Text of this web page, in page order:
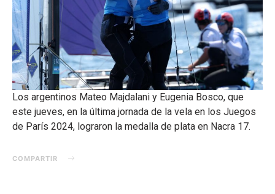
Los argentinos Mateo Majdalani y Eugenia Bosco, que
este jueves, en la última jornada de la vela en los Juegos
de París 2024, lograron la medalla de plata en Nacra 17.
COMPARTIR